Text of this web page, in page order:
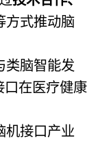
方式推动脑
类脑智能发
口在医疗健康
机接口产业